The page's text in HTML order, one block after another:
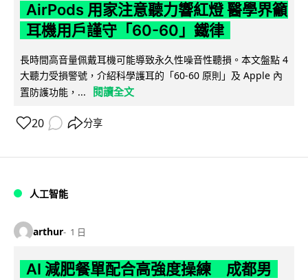
AirPods 用家注意聽力響紅燈 醫學界籲
耳機用戶謹守「60-60」鐵律
長時間高音量佩戴耳機可能導致永久性噪音性聽損。本文盤點 4
大聽力受損警號，介紹科學護耳的「60-60 原則」及 Apple 內
置防護功能，...
閱讀全文
20 分享
人工智能
arthur 1 日
AI 減肥餐單配合高強度操練 成都男